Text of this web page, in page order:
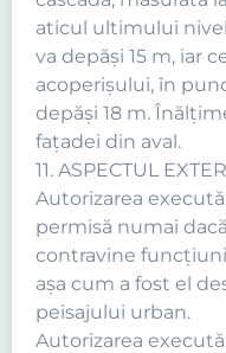
aticul ultimului
va depăşi 15 m, iar
acoperişului, în
depăşi 18 m.
faţadei din aval.
11. ASPECTUL
Autorizarea
permisă numai
contravine
aşa cum a fost el
peisajului urban.
Autorizarea